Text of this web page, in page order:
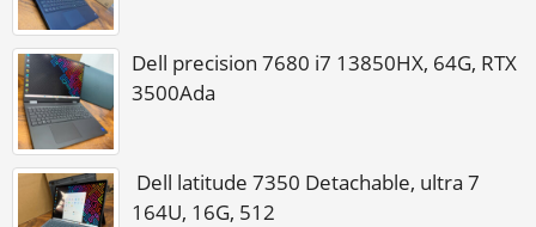
Dell precision 7680 i7 13850HX, 64G, RTX
3500Ada
Dell latitude 7350 Detachable, ultra 7
164U, 16G, 512